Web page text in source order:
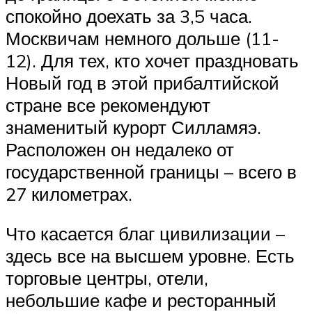
спокойно доехать за 3,5 часа.
Москвичам немного дольше (11-
12). Для тех, кто хочет праздновать
Новый год в этой прибалтийской
стране все рекомендуют
знаменитый курорт Силламяэ.
Расположен он недалеко от
государственной границы – всего в
27 километрах.
Что касается благ цивилизации –
здесь все на высшем уровне. Есть
торговые центры, отели,
небольшие кафе и ресторанный